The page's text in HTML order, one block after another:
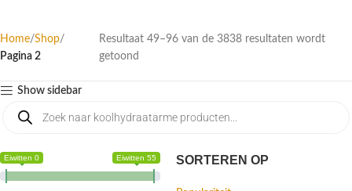
Home Shop
Pagina 2
Resultaat 49–96 van de 3838 resultaten wordt
getoond
Show sidebar
Eiwitten 0 Eiwitten 55 SORTEREN OP